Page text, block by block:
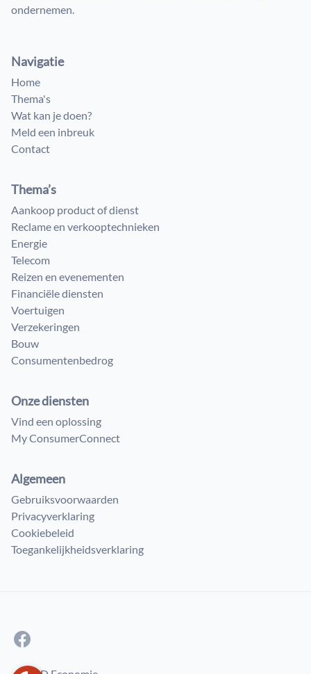
ondernemen.
Navigatie
Home
Thema's
Wat kan je doen?
Meld een inbreuk
Contact
Thema’s
Aankoop product of dienst
Reclame en verkooptechnieken
Energie
Telecom
Reizen en evenementen
Financiële diensten
Voertuigen
Verzekeringen
Bouw
Consumenten​bedrog
Onze diensten
Vind een oplossing
My ConsumerConnect
Algemeen
Gebruiksvoorwaarden
Privacyverklaring
Cookiebeleid
Toegankelijkheidsverklaring